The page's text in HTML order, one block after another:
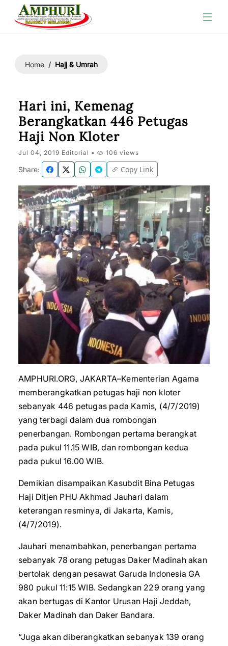
Home Hajj & Umrah
Hari ini, Kemenag
Berangkatkan 446 Petugas
Haji Non Kloter
Jul 04, 2019 Editorial • 106 views
Share: Copy Link
AMPHURI.ORG, JAKARTA–Kementerian Agama
memberangkatkan petugas haji non kloter
sebanyak 446 petugas pada Kamis, (4/7/2019)
yang terbagi dalam dua rombongan
penerbangan. Rombongan pertama berangkat
pada pukul 11.15 WIB, dan rombongan kedua
pada pukul 16.00 WIB.
Demikian disampaikan Kasubdit Bina Petugas
Haji Ditjen PHU Akhmad Jauhari dalam
keterangan resminya, di Jakarta, Kamis,
(4/7/2019).
Jauhari menambahkan, penerbangan pertama
sebanyak 78 orang petugas Daker Madinah akan
bertolak dengan pesawat Garuda Indonesia GA
980 pukul 11:15 WIB. Sedangkan 229 orang yang
akan bertugas di Kantor Urusan Haji Jeddah,
Daker Madinah dan Daker Bandara.
“Juga akan diberangkatkan sebanyak 139 orang